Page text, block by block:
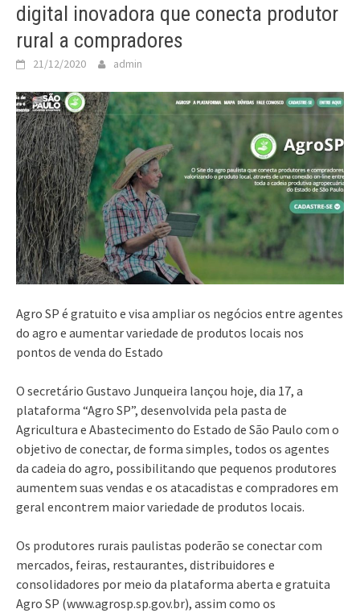
digital inovadora que conecta produtor
rural a compradores
21/12/2020 admin
Agro SP é gratuito e visa ampliar os negócios entre agentes
do agro e aumentar variedade de produtos locais nos
pontos de venda do Estado
O secretário Gustavo Junqueira lançou hoje, dia 17, a
plataforma “Agro SP”, desenvolvida pela pasta de
Agricultura e Abastecimento do Estado de São Paulo com o
objetivo de conectar, de forma simples, todos os agentes
da cadeia do agro, possibilitando que pequenos produtores
aumentem suas vendas e os atacadistas e compradores em
geral encontrem maior variedade de produtos locais.
Os produtores rurais paulistas poderão se conectar com
mercados, feiras, restaurantes, distribuidores e
consolidadores por meio da plataforma aberta e gratuita
Agro SP (www.agrosp.sp.gov.br), assim como os